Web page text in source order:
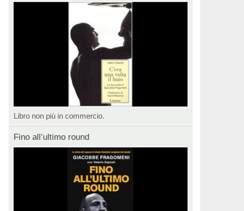
Libro non più in commercio.
Fino all’ultimo round